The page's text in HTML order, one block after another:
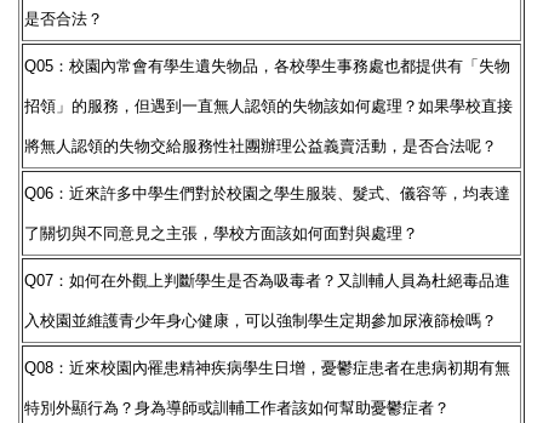
是否合法？
Q05：校園內常會有學生遺失物品，各校學生事務處也都提供有「失物
招領」的服務，但遇到一直無人認領的失物該如何處理？如果學校直接
將無人認領的失物交給服務性社團辦理公益義賣活動，是否合法呢？
Q06：近來許多中學生們對於校園之學生服裝、髮式、儀容等，均表達
了關切與不同意見之主張，學校方面該如何面對與處理？
Q07：如何在外觀上判斷學生是否為吸毒者？又訓輔人員為杜絕毒品進
入校園並維護青少年身心健康，可以強制學生定期參加尿液篩檢嗎？
Q08：近來校園內罹患精神疾病學生日增，憂鬱症患者在患病初期有無
特別外顯行為？身為導師或訓輔工作者該如何幫助憂鬱症者？